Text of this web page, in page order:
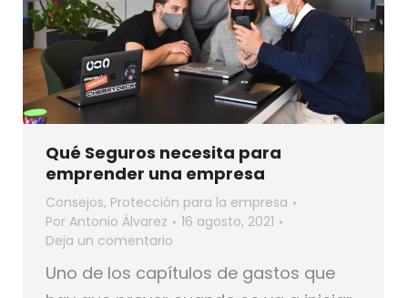
Qué Seguros necesita para
emprender una empresa
Consejos, Protección para la empresa
Por Antonio Álvarez
16 agosto, 2021
Deja un comentario
Uno de los capítulos de gastos que